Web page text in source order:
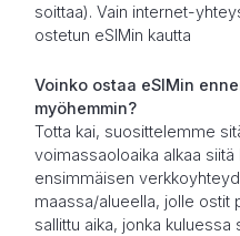
soittaa). Vain internet-
ostetun eSIMin kautta
Voinko ostaa eSIMin
myöhemmin?
Totta kai, suosittelemme
voimassaoloaika alkaa
ensimmäisen
maassa/alueella, jolle ostit
sallittu aika, jonka